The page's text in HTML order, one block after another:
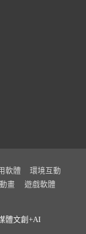
軟體
環境互動
畫
遊戲軟體
體文創+AI